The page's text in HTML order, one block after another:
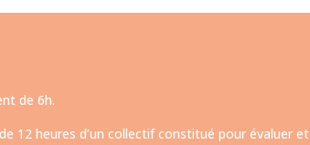
de 6h.
12 heures d’un collectif constitué pour évaluer et